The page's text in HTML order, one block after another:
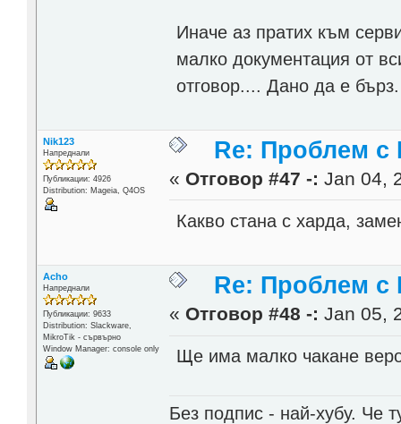
Иначе аз пратих към
малко документация от
отговор.... Дано да е бърз.
Nik123
Напреднали
Публикации: 4926
Distribution: Mageia, Q4OS
Re: Проблем с
« Отговор #47 -: Jan 04,
Какво стана с харда,
Acho
Напреднали
Публикации: 9633
Distribution: Slackware,
MikroTik - сървърно
Window Manager: console only
Re: Проблем с
« Отговор #48 -: Jan 05,
Ще има малко чакане
Без подпис - най-хубу. Че